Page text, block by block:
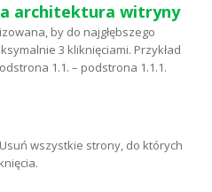
architektura witryny
by do najgłębszego
3 kliknięciami. Przykład
1.1. – podstrona 1.1.1.
wszystkie strony, do których